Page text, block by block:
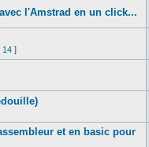
l'Amstrad en un click...
14 ]
et en basic pour